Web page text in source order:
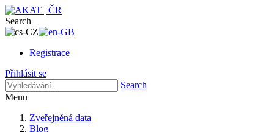
Search
Registrace
Přihlásit se
Search
Menu
Zveřejněná data
Blog